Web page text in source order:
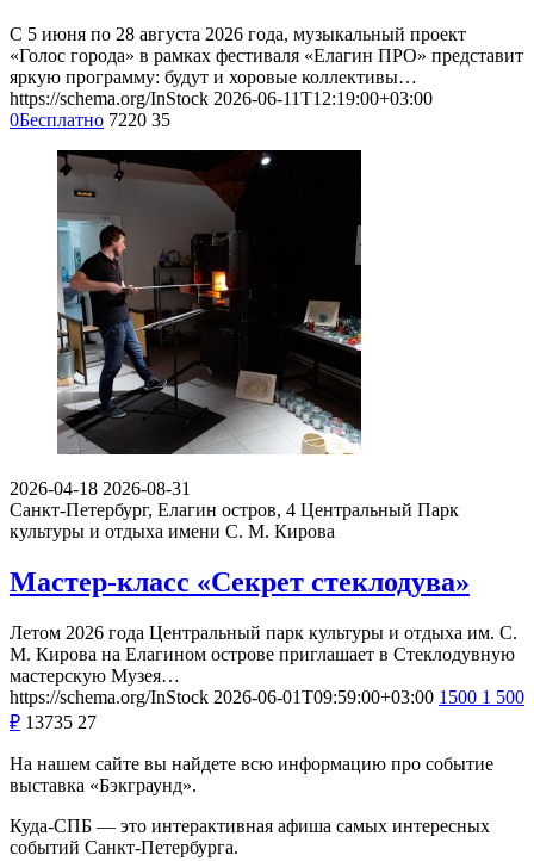
С 5 июня по 28 августа 2026 года, музыкальный проект
«Голос города» в рамках фестиваля «Елагин ПРО» представит
яркую программу: будут и хоровые коллективы…
https://schema.org/InStock 2026-06-11T12:19:00+03:00
0Бесплатно 7220 35
2026-04-18 2026-08-31
Санкт-Петербург, Елагин остров, 4 Центральный Парк
культуры и отдыха имени С. М. Кирова
Мастер-класс «Секрет стеклодува»
Летом 2026 года Центральный парк культуры и отдыха им. С.
М. Кирова на Елагином острове приглашает в Стеклодувную
мастерскую Музея…
https://schema.org/InStock 2026-06-01T09:59:00+03:00 1500 1 500
₽ 13735 27
На нашем сайте вы найдете всю информацию про событие
выставка «Бэкграунд».
Куда-СПБ — это интерактивная афиша самых интересных
событий Санкт-Петербурга.